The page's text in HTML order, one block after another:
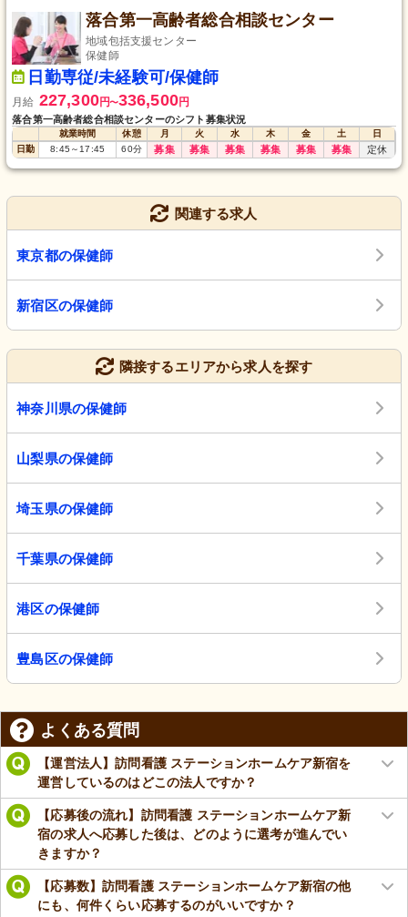
落合第一高齢者総合相談センター
地域包括支援センター
保健師
日勤専従/未経験可/保健師
月給 227,300円〜336,500円
落合第一高齢者総合相談センターのシフト募集状況
就業時間 休憩 月 火 水 木 金 土
日
日勤
8:45 ～17:45 60分 募集 募集 募集 募集 募集 募集 定休
関連する求人
東京都の保健師
新宿区の保健師
隣接するエリアから求人を探す
神奈川県の保健師
山梨県の保健師
埼玉県の保健師
千葉県の保健師
港区の保健師
豊島区の保健師
よくある質問
【運営法人】訪問看護 ステーションホームケア新宿を
運営しているのはどこの法人ですか？
【応募後の流れ】訪問看護 ステーションホームケア新
宿の求人へ応募した後は、どのように選考が進んでい
きますか？
【応募数】訪問看護 ステーションホームケア新宿の他
にも、何件くらい応募するのがいいですか？